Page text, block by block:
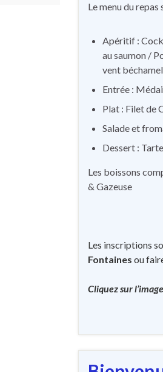
Le menu du repas
Apéritif :
au saumon /
vent
Entrée :
Plat : Filet de
Salade et
Dessert :
Les boissons
& Gazeuse
Les inscriptions
Fontaines ou
Cliquez sur